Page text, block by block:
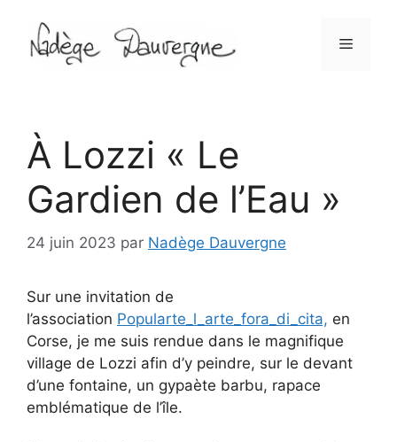
contenu
Menu
À Lozzi « Le
Gardien de l’Eau »
24 juin 2023 par Nadège Dauvergne
Sur une invitation de
l’association Popularte_l_arte_fora_di_cita, en
Corse, je me suis rendue dans le magnifique
village de Lozzi afin d’y peindre, sur le devant
d’une fontaine, un gypaète barbu, rapace
emblématique de l’île.